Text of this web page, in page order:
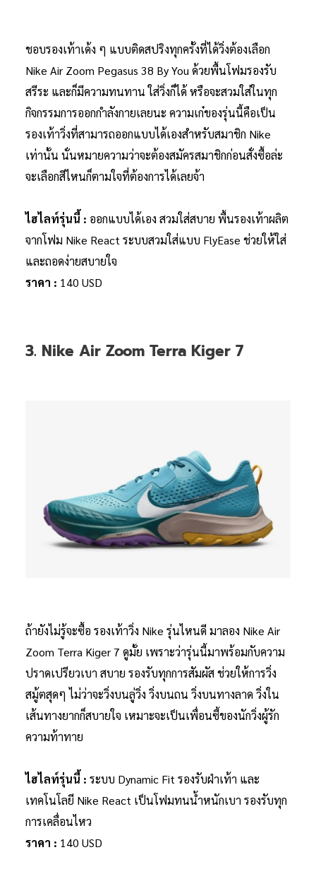
ชอบรองเท้าเด้ง ๆ แบบติดสปริงทุกครั้งที่ได้วิ่งต้องเลือก
Nike Air Zoom Pegasus 38 By You ด้วยพื้นโฟมรองรับ
สรีระ และก็มีความทนทาน ใส่วิ่งก็ได้ หรือจะสวมใส่ในทุก
กิจกรรมการออกกำลังกายเลยนะ ความเก๋ของรุ่นนี้คือเป็น
รองเท้าวิ่งที่สามารถออกแบบได้เองสำหรับสมาชิก Nike
เท่านั้น นั่นหมายความว่าจะต้องสมัครสมาชิกก่อนสั่งซื้อล่ะ
จะเลือกสีไหนก็ตามใจที่ต้องการได้เลยจ้า
ไฮไลท์รุ่นนี้ : ออกแบบได้เอง สวมใส่สบาย พื้นรองเท้าผลิต
จากโฟม Nike React ระบบสวมใส่แบบ FlyEase ช่วยให้ใส่
และถอดง่ายสบายใจ
ราคา : 140 USD
3. Nike Air Zoom Terra Kiger 7
ถ้ายังไม่รู้จะซื้อ รองเท้าวิ่ง Nike รุ่นไหนดี มาลอง Nike Air
Zoom Terra Kiger 7 ดูมั้ย เพราะว่ารุ่นนี้มาพร้อมกับความ
ปราดเปรียวเบา สบาย รองรับทุกการสัมผัส ช่วยให้การวิ่ง
สมู้ตสุดๆ ไม่ว่าจะวิ่งบนลู่วิ่ง วิ่งบนถน วิ่งบนทางลาด วิ่งใน
เส้นทางยากก็สบายใจ เหมาะจะเป็นเพื่อนซี้ของนักวิ่งผู้รัก
ความท้าทาย
ไฮไลท์รุ่นนี้ : ระบบ Dynamic Fit รองรับฝ่าเท้า และ
เทคโนโลยี Nike React เป็นโฟมทนน้ำหนักเบา รองรับทุก
การเคลื่อนไหว
ราคา : 140 USD